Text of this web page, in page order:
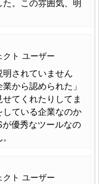
。この雰囲気、明
クト ユーザー
されていません
から認められた」
てくれたりしてま
ている企業なのか
優秀なツールなの
クト ユーザー